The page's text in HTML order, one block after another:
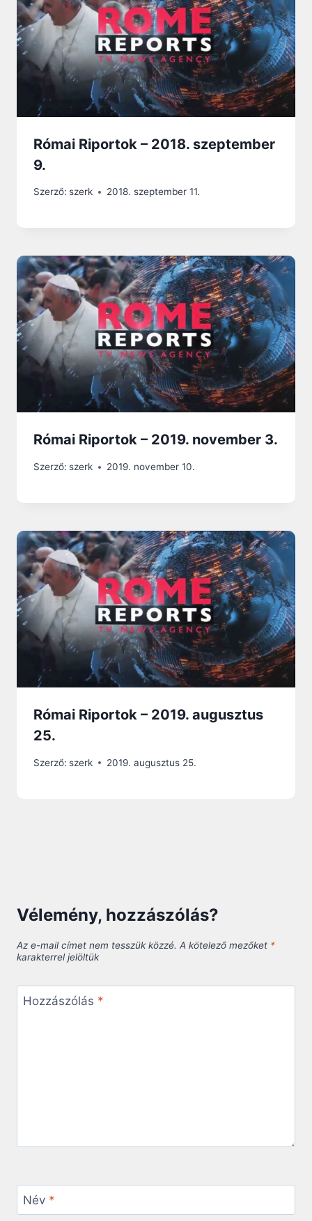
Római Riportok – 2018. szeptember
9.
Szerző: szerk 2018. szeptember 11.
Római Riportok – 2019. november 3.
Szerző: szerk 2019. november 10.
Római Riportok – 2019. augusztus
25.
Szerző: szerk 2019. augusztus 25.
Vélemény, hozzászólás?
Az e-mail címet nem tesszük közzé. A kötelező mezőket *
karakterrel jelöltük
Hozzászólás *
Név *